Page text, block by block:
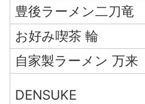
豊後ラーメン二刀竜
お好み喫茶 輪
自家製ラーメン 万来
DENSUKE